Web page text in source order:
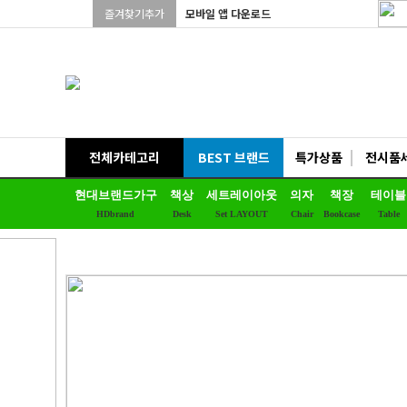
즐겨찾기추가 모바일 앱 다운로드
전체카테고리 BEST 브랜드 특가상품 전시품
현대브랜드가구
HDbrand
책상
Desk
세트레이아웃
Set LAYOUT
의자
Chair
책장
Bookcase
테이블
Table